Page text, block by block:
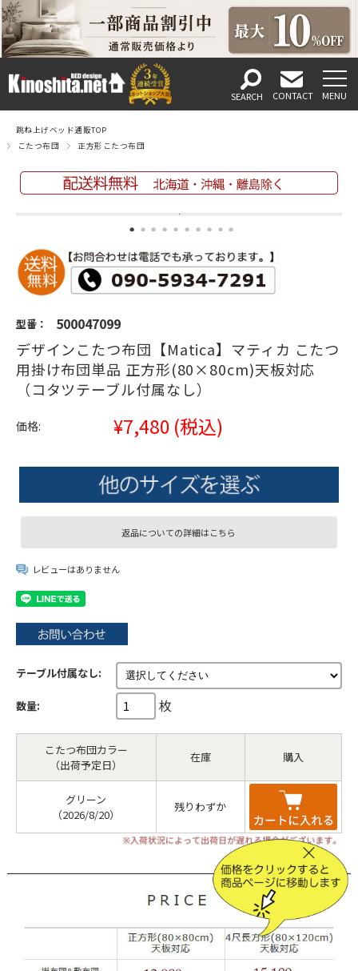
跳ね上げベッド通販TOP
こたつ布団
正方形こたつ布団
型番： 500047099
デザインこたつ布団【Matica】マティカ こたつ
用掛け布団単品 正方形(80×80cm)天板対応
（コタツテーブル付属なし）
価格: ¥7,480 (税込)
返品についての詳細はこちら
レビューはありません
テーブル付属なし:
数量: 枚
こたつ布団カラー
（出荷予定日）
在庫 購入
グリーン
（2026/8/20）
残りわずか